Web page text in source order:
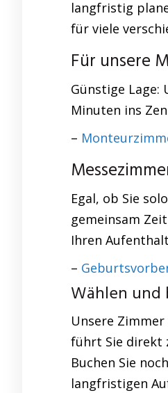
langfristig
für viele
Für unsere
Günstige
Minuten ins
–
Egal, ob Sie
gemeinsam
Ihren
–
Wählen
Unsere
führt Sie direkt
Buchen Sie
langfristigen